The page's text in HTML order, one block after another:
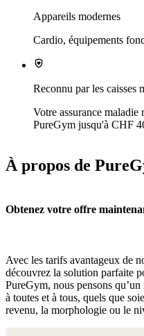
Appareils modernes
Cardio, équipements
Reconnu par les caisses
Votre assurance maladie
PureGym jusqu'à CHF
À propos de
Obtenez votre offre
Avec les tarifs avantageux de
découvrez la solution parfaite
PureGym, nous pensons
à toutes et à tous, quels que
revenu, la morphologie ou le